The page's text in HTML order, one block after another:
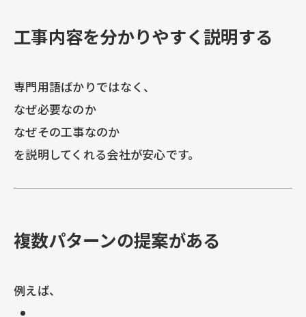
工事内容を分かりやすく説明する
専門用語ばかりではなく、
なぜ必要なのか
なぜその工事なのか
を説明してくれる会社が安心です。
複数パターンの提案がある
例えば、